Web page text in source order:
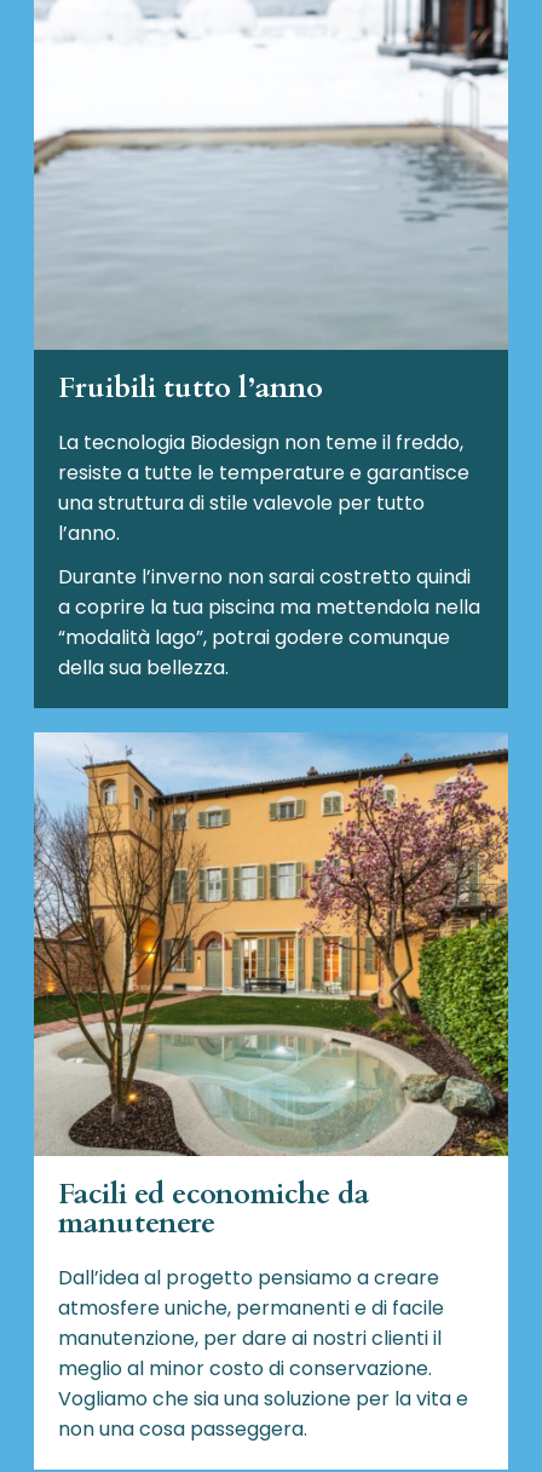
Fruibili tutto l’anno
La tecnologia Biodesign non teme il freddo,
resiste a tutte le temperature e garantisce
una struttura di stile valevole per tutto
l’anno.
Durante l’inverno non sarai costretto quindi
a coprire la tua piscina ma mettendola nella
“modalità lago”, potrai godere comunque
della sua bellezza.
Facili ed economiche da
manutenere
Dall’idea al progetto pensiamo a creare
atmosfere uniche, permanenti e di facile
manutenzione, per dare ai nostri clienti il
meglio al minor costo di conservazione.
Vogliamo che sia una soluzione per la vita e
non una cosa passeggera.